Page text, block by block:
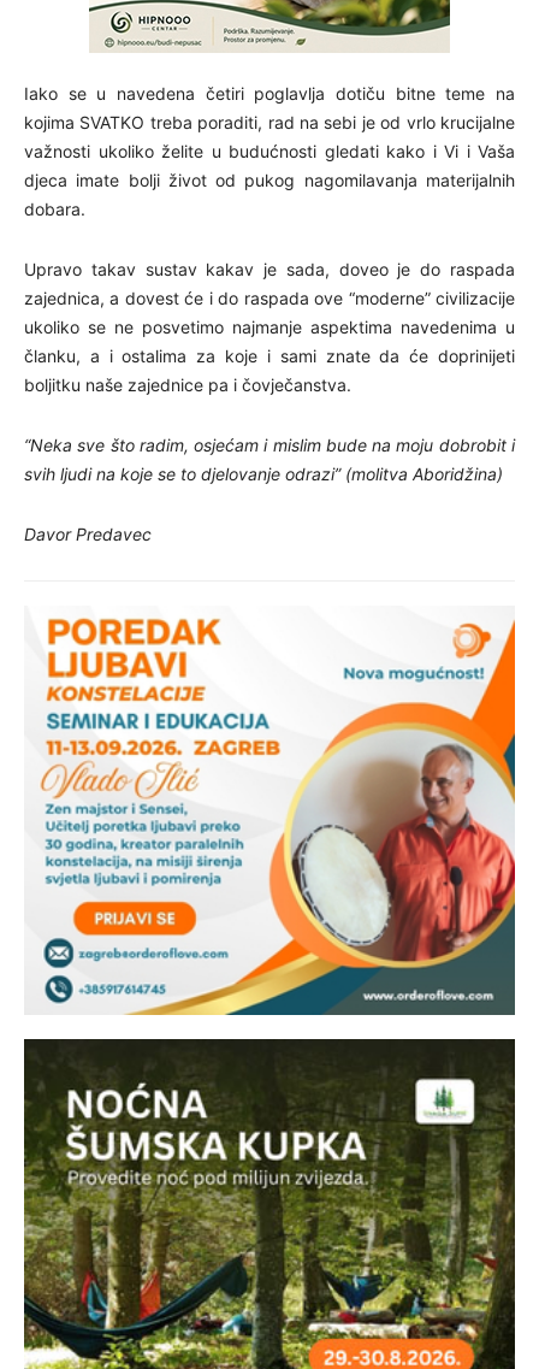
Iako se u navedena četiri poglavlja dotiču bitne teme na
kojima SVATKO treba poraditi, rad na sebi je od vrlo krucijalne
važnosti ukoliko želite u budućnosti gledati kako i Vi i Vaša
djeca imate bolji život od pukog nagomilavanja materijalnih
dobara.
Upravo takav sustav kakav je sada, doveo je do raspada
zajednica, a dovest će i do raspada ove “moderne” civilizacije
ukoliko se ne posvetimo najmanje aspektima navedenima u
članku, a i ostalima za koje i sami znate da će doprinijeti
boljitku naše zajednice pa i čovječanstva.
“Neka sve što radim, osjećam i mislim bude na moju dobrobit i
svih ljudi na koje se to djelovanje odrazi” (molitva Aboridžina)
Davor Predavec